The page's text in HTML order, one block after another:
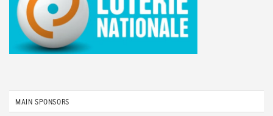
MAIN SPONSORS